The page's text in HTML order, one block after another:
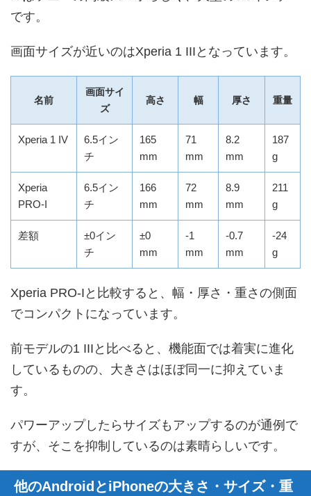
です。
画面サイズが近いのはXperia 1 IIIとなっています。
名前
画面サイ
ズ
高さ 幅 厚さ 重量
Xperia 1 IV
6.5イン
チ
165
mm
71
mm
8.2
mm
187
g
Xperia
PRO-I
6.5イン
チ
166
mm
72
mm
8.9
mm
211
g
差額
±0イン
チ
±0
mm
-1
mm
-0.7
mm
-24
g
Xperia PRO-Iと比較すると、幅・厚さ・重さの側面
でコンパクトになっています。
前モデルの1 IIIと比べると、機能面では着実に進化
しているものの、大きさはほぼ同一に抑えていま
す。
パワーアップしたらサイズもアップするのが通例で
すが、そこを抑制しているのは素晴らしいです。
他のAndroidとiPhoneの大きさ・サイズ・重